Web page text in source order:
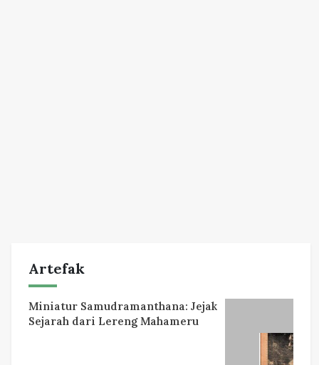
Artefak
Miniatur Samudramanthana: Jejak
Sejarah dari Lereng Mahameru